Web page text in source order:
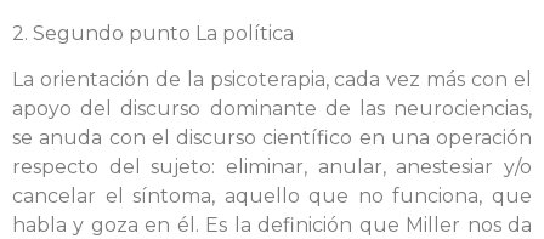
2. Segundo punto La política
La orientación de la psicoterapia, cada vez más con el
apoyo del discurso dominante de las neurociencias,
se anuda con el discurso científico en una operación
respecto del sujeto: eliminar, anular, anestesiar y/o
cancelar el síntoma, aquello que no funciona, que
habla y goza en él. Es la definición que Miller nos da